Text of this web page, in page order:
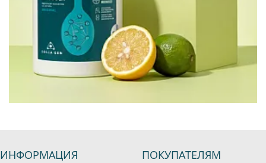
ИНФОРМАЦИЯ ПОКУПАТЕЛЯМ